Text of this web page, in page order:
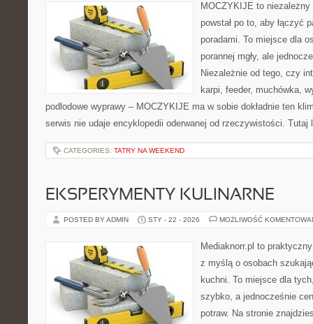
MOCZYKIJE to
powstał po to, aby łączyć
poradami. To miejsce dla
porannej mgły, ale
Niezależnie od tego, czy
karpi, feeder, muchówka,
podlodowe wyprawy – MOCZYKIJE ma w sobie dokładnie ten
serwis nie udaje encyklopedii oderwanej od rzeczywistości.
CATEGORIES: TATRY NA WEEKEND
EKSPERYMENTY KULINARNE
POSTED BY ADMIN STY - 22 - 2026 MOŻLIWOŚĆ
Mediaknorr.pl to
z myślą o osobach
kuchni. To miejsce dla
szybko, a jednocześnie
potraw. Na stronie